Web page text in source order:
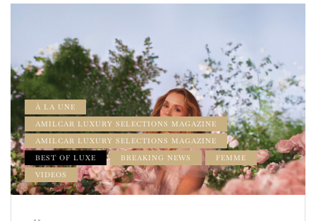
À LA UNE
AMILCAR LUXURY SELECTIONS MAGAZINE
AMILCAR LUXURY SELECTIONS MAGAZINE
BEST OF LUXE
BREAKING NEWS
FEMME
VIDEOS